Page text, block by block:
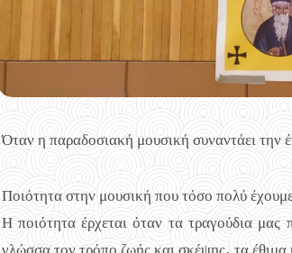
Όταν η παραδοσιακή μουσική συναντάει την
Ποιότητα στην μουσική που τόσο πολύ
Η ποιότητα έρχεται όταν τα τραγούδια